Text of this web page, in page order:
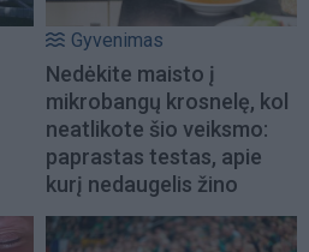
Gyvenimas
Nedėkite maisto į
mikrobangų krosnelę, kol
neatlikote šio veiksmo:
paprastas testas, apie
kurį nedaugelis žino